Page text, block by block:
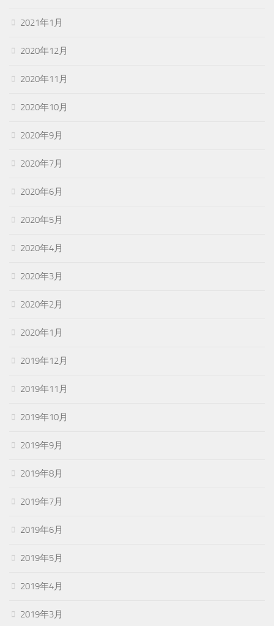
2021年1月
2020年12月
2020年11月
2020年10月
2020年9月
2020年7月
2020年6月
2020年5月
2020年4月
2020年3月
2020年2月
2020年1月
2019年12月
2019年11月
2019年10月
2019年9月
2019年8月
2019年7月
2019年6月
2019年5月
2019年4月
2019年3月